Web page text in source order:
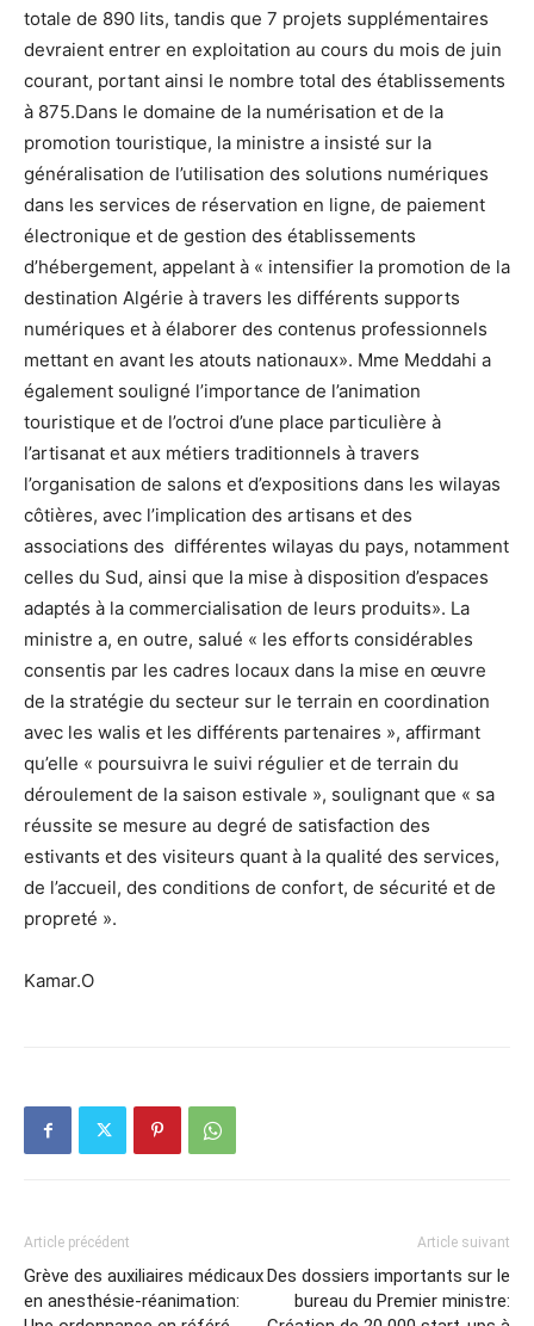
totale de 890 lits, tandis que 7 projets supplémentaires
devraient entrer en exploitation au cours du mois de juin
courant, portant ainsi le nombre total des établissements
à 875.Dans le domaine de la numérisation et de la
promotion touristique, la ministre a insisté sur la
généralisation de l’utilisation des solutions numériques
dans les services de réservation en ligne, de paiement
électronique et de gestion des établissements
d’hébergement, appelant à « intensifier la promotion de la
destination Algérie à travers les différents supports
numériques et à élaborer des contenus professionnels
mettant en avant les atouts nationaux». Mme Meddahi a
également souligné l’importance de l’animation
touristique et de l’octroi d’une place particulière à
l’artisanat et aux métiers traditionnels à travers
l’organisation de salons et d’expositions dans les wilayas
côtières, avec l’implication des artisans et des
associations des différentes wilayas du pays, notamment
celles du Sud, ainsi que la mise à disposition d’espaces
adaptés à la commercialisation de leurs produits». La
ministre a, en outre, salué « les efforts considérables
consentis par les cadres locaux dans la mise en œuvre
de la stratégie du secteur sur le terrain en coordination
avec les walis et les différents partenaires », affirmant
qu’elle « poursuivra le suivi régulier et de terrain du
déroulement de la saison estivale », soulignant que « sa
réussite se mesure au degré de satisfaction des
estivants et des visiteurs quant à la qualité des services,
de l’accueil, des conditions de confort, de sécurité et de
propreté ».
Kamar.O
Article précédent
Grève des auxiliaires médicaux
en anesthésie-réanimation:
Article suivant
Des dossiers importants sur le
bureau du Premier ministre: